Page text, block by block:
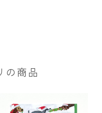
の商品